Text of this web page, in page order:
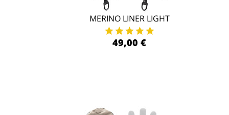
MERINO LINER LIGHT
49,00 €